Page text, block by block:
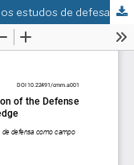
As ciências militares e a configuração dos estudos de defesa como área do conhecimento científico